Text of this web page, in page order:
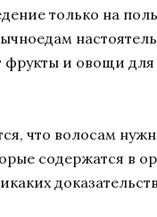
только на
фрукты и овощи для
что волосам
содержатся в